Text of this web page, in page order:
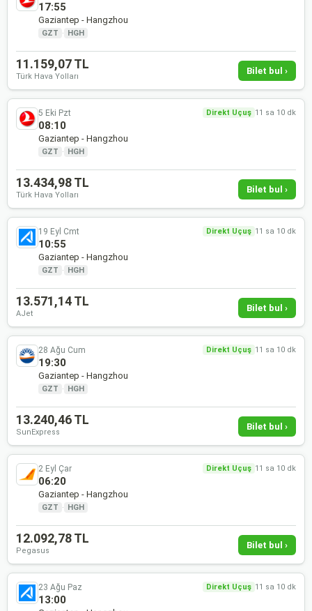
17:55
Gaziantep - Hangzhou
GZT · HGH
11.159,07 TL
Türk Hava Yolları
Bilet bul ›
5 Eki Pzt Direkt Uçuş 11 sa 10 dk
08:10
Gaziantep - Hangzhou
GZT · HGH
13.434,98 TL
Türk Hava Yolları
Bilet bul ›
19 Eyl Cmt Direkt Uçuş 11 sa 10 dk
10:55
Gaziantep - Hangzhou
GZT · HGH
13.571,14 TL
AJet
Bilet bul ›
28 Ağu Cum Direkt Uçuş 11 sa 10 dk
19:30
Gaziantep - Hangzhou
GZT · HGH
13.240,46 TL
SunExpress
Bilet bul ›
2 Eyl Çar Direkt Uçuş 11 sa 10 dk
06:20
Gaziantep - Hangzhou
GZT · HGH
12.092,78 TL
Pegasus
Bilet bul ›
23 Ağu Paz Direkt Uçuş 11 sa 10 dk
13:00